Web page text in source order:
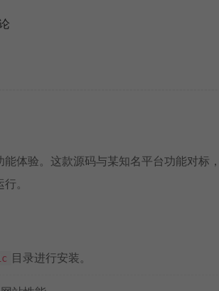
体验。这款源码与某知名平台功能对标
。
目录进行安装。